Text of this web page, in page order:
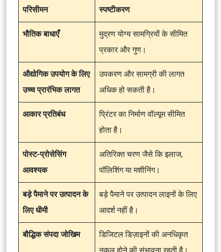
परिसीमन स्पष्टीकरण
भौतिक बाधाएँ
मुद्रण योग्य सामग्रियों के सीमित
प्रकार और गुण।
औद्योगिक उपयोग के लिए
उच्च प्रारंभिक लागत
उपकरण और सामग्री की लागत
अधिक हो सकती है।
आकार प्रतिबंध
प्रिंटर का निर्माण वॉल्यूम सीमित
होता है।
पोस्ट-प्रोसेसिंग
आवश्यक
अतिरिक्त चरण जैसे कि इलाज,
पॉलिशिंग या मशीनिंग।
बड़े पैमाने पर उत्पादन के
लिए धीमी
बड़े पैमाने पर उत्पादन लाइनों के लिए
आदर्श नहीं है।
बौद्धिक संपदा जोखिम
डिजिटल डिज़ाइनों की अनधिकृत